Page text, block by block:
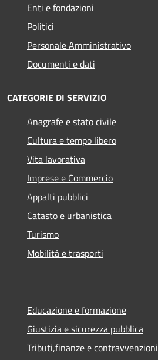
Enti e fondazioni
Politici
Personale Amministrativo
Documenti e dati
CATEGORIE DI SERVIZIO
Anagrafe e stato civile
Cultura e tempo libero
Vita lavorativa
Imprese e Commercio
Appalti pubblici
Catasto e urbanistica
Turismo
Mobilità e trasporti
Educazione e formazione
Giustizia e sicurezza pubblica
Tributi,finanze e contravvenzioni